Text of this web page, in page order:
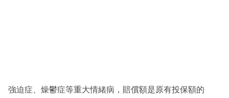
強迫症、燥鬱症等重大情緒病，賠償額是原有投保額的